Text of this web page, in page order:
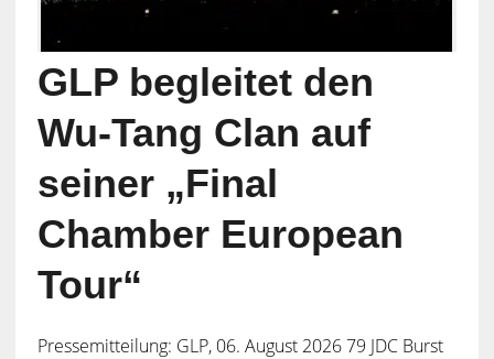
GLP begleitet den
Wu-Tang Clan auf
seiner „Final
Chamber European
Tour“
Pressemitteilung: GLP, 06. August 2026 79 JDC Burst